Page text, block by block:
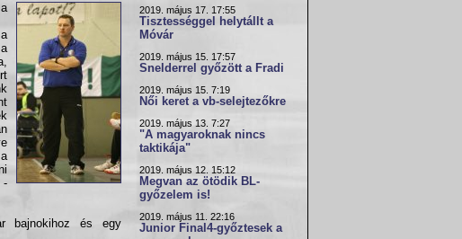
-
bajnokihoz és egy
2019. május 17. 17:55
Tisztességgel helytállt a
Móvár
2019. május 15. 17:57
Snelderrel győzött a Fradi
2019. május 15. 7:19
Női keret a vb-selejtezőkre
2019. május 13. 7:27
"A magyaroknak nincs
taktikája"
2019. május 12. 15:12
Megvan az ötödik BL-
győzelem is!
2019. május 11. 22:16
Junior Final4-győztesek a